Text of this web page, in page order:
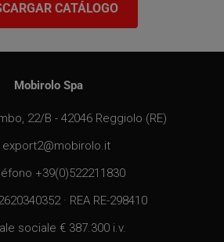
CATÁLOGO
Mobirolo Spa
22/B - 42046 Reggiolo (RE)
export2@mobirolo.it
+39(0)522211830
· REA RE-298410
sociale € 387.300 i.v.